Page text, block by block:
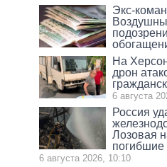
Экс-
На
дрон
6 августа
Россия
Лозовая
6 августа 2026, 10:10